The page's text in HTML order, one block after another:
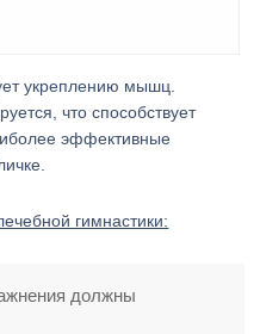
укреплению мышц.
что способствует
эффективные
гимнастики:
должны